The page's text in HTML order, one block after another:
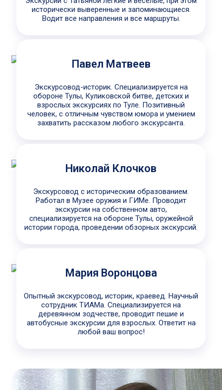
исторически выверенные и запоминающиеся.
Водит все направления и все маршруты.
Павел Матвеев
Экскурсовод-историк. Специализируется на
обороне Тулы, Куликовской битве, детских и
взрослых экскурсиях по Туле. Позитивный
человек, с отличным чувством юмора и умением
захватить рассказом любого экскурсанта.
Николай Клочков
Экскурсовод с историческим образованием.
Работал в Музее оружия и ГИМе. Проводит
экскурсии на собственном авто,
специализируется на обороне Тулы, оружейной
истории города, проведении обзорных экскурсий.
Мария Воронцова
Опытный экскурсовод, историк, краевед. Научный
сотрудник ТИАМа. Специализируется на
деревянном зодчестве, проводит пешие и
автобусные экскурсии для взрослых. Ответит на
любой ваш вопрос!